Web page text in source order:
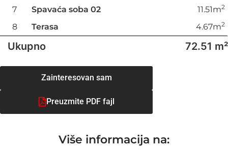
7 Spavaća soba 02 11.51m2
8 Terasa 4.67m2
Ukupno 72.51 m²
Zainteresovan sam
Preuzmite PDF fajl
Više informacija na: